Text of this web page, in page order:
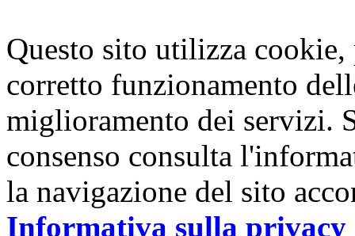
Questo sito utilizza
corretto funzionamento
miglioramento dei servizi.
consenso consulta
la navigazione del sito
Informativa sulla privacy